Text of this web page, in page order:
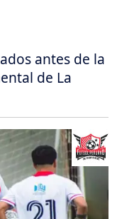
antes de la
de La